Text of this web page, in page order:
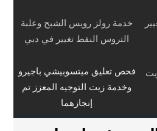
خدمة رولز رويس الشبح وعلبة
التروس النفط تغيير في دبي
فحص تعليق ميتسوبيشي باجيرو
وخدمة زيت التوجيه المعزز تم
إنجازهما